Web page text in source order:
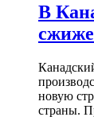
В
новую
страны.